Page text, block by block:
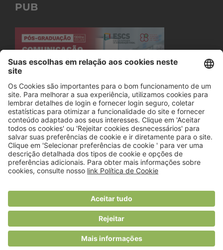
PUB
© 2018 Viver Saudável
O portal dos profissionais de nutrição
Created byRHP Consulting